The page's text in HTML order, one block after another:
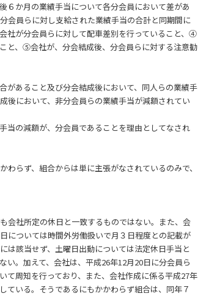
か月の業績手当について各分会員において差があ
会員らに対し支給された業績手当の合計と同期間に
社が分会員らに対して配車差別を行っていること、④
と、⑤会社が、分会結成後、分会員らに対する注意勧
あること及び分会結成後において、同人らの業績手
後において、非分会員らの業績手当が減額されてい
当の減額が、分会員であることを理由としてなされ
らず、組合からは単に主張がなされているのみで、
会社所定の休日と一致するものではない。また、会
については時間外労働扱いで月３日程度との記載が
は該当せず、土曜日出動については法定休日手当と
い。加えて、会社は、平成26年12月20日に分会員ら
て周知を行っており、また、会社作成に係る平成27年
ている。そうであるにもかかわらず組合は、同年７